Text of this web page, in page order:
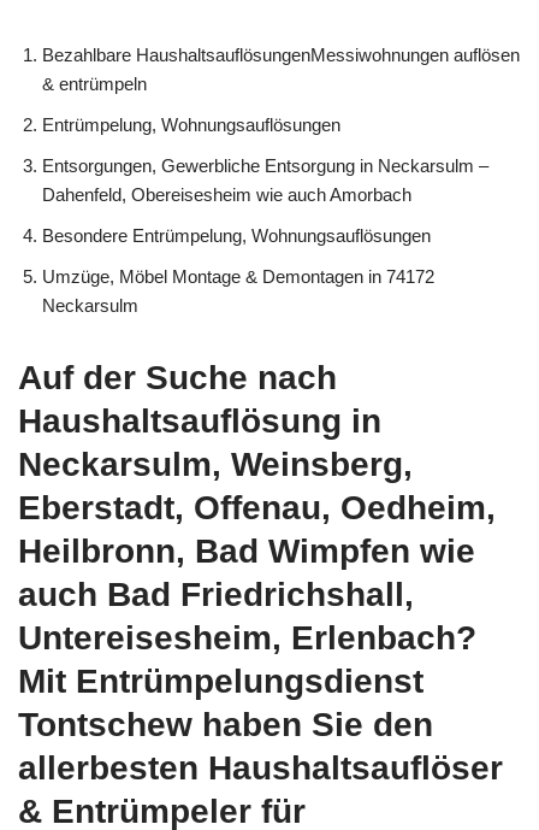
Bezahlbare HaushaltsauflösungenMessiwohnungen auflösen
& entrümpeln
Entrümpelung, Wohnungsauflösungen
Entsorgungen, Gewerbliche Entsorgung in Neckarsulm –
Dahenfeld, Obereisesheim wie auch Amorbach
Besondere Entrümpelung, Wohnungsauflösungen
Umzüge, Möbel Montage & Demontagen in 74172
Neckarsulm
Auf der Suche nach
Haushaltsauflösung in
Neckarsulm, Weinsberg,
Eberstadt, Offenau, Oedheim,
Heilbronn, Bad Wimpfen wie
auch Bad Friedrichshall,
Untereisesheim, Erlenbach?
Mit Entrümpelungsdienst
Tontschew haben Sie den
allerbesten Haushaltsauflöser
& Entrümpeler für